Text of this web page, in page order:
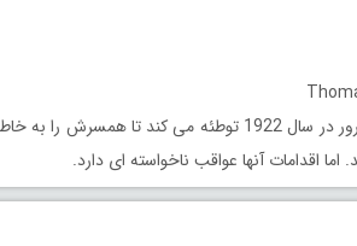
یک کشاورز ساده و در عین حال مغرور در سال 1922 توطئه می کند تا
اقدامات آنها عواقب ناخواسته ای دارد.